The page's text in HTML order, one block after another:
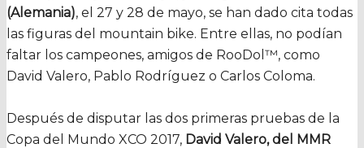
(Alemania), el 27 y 28 de mayo, se han dado cita todas
las figuras del mountain bike. Entre ellas, no podían
faltar los campeones, amigos de RooDol™, como
David Valero, Pablo Rodríguez o Carlos Coloma.
Después de disputar las dos primeras pruebas de la
Copa del Mundo XCO 2017, David Valero, del MMR